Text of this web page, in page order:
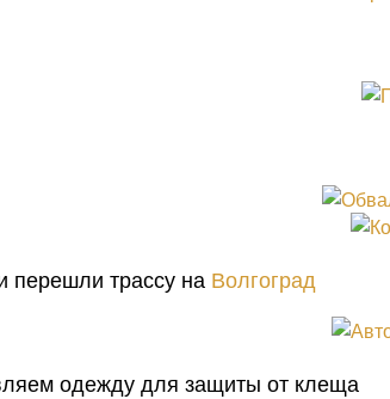
перешли трассу на Волгоград
одежду для защиты от клеща